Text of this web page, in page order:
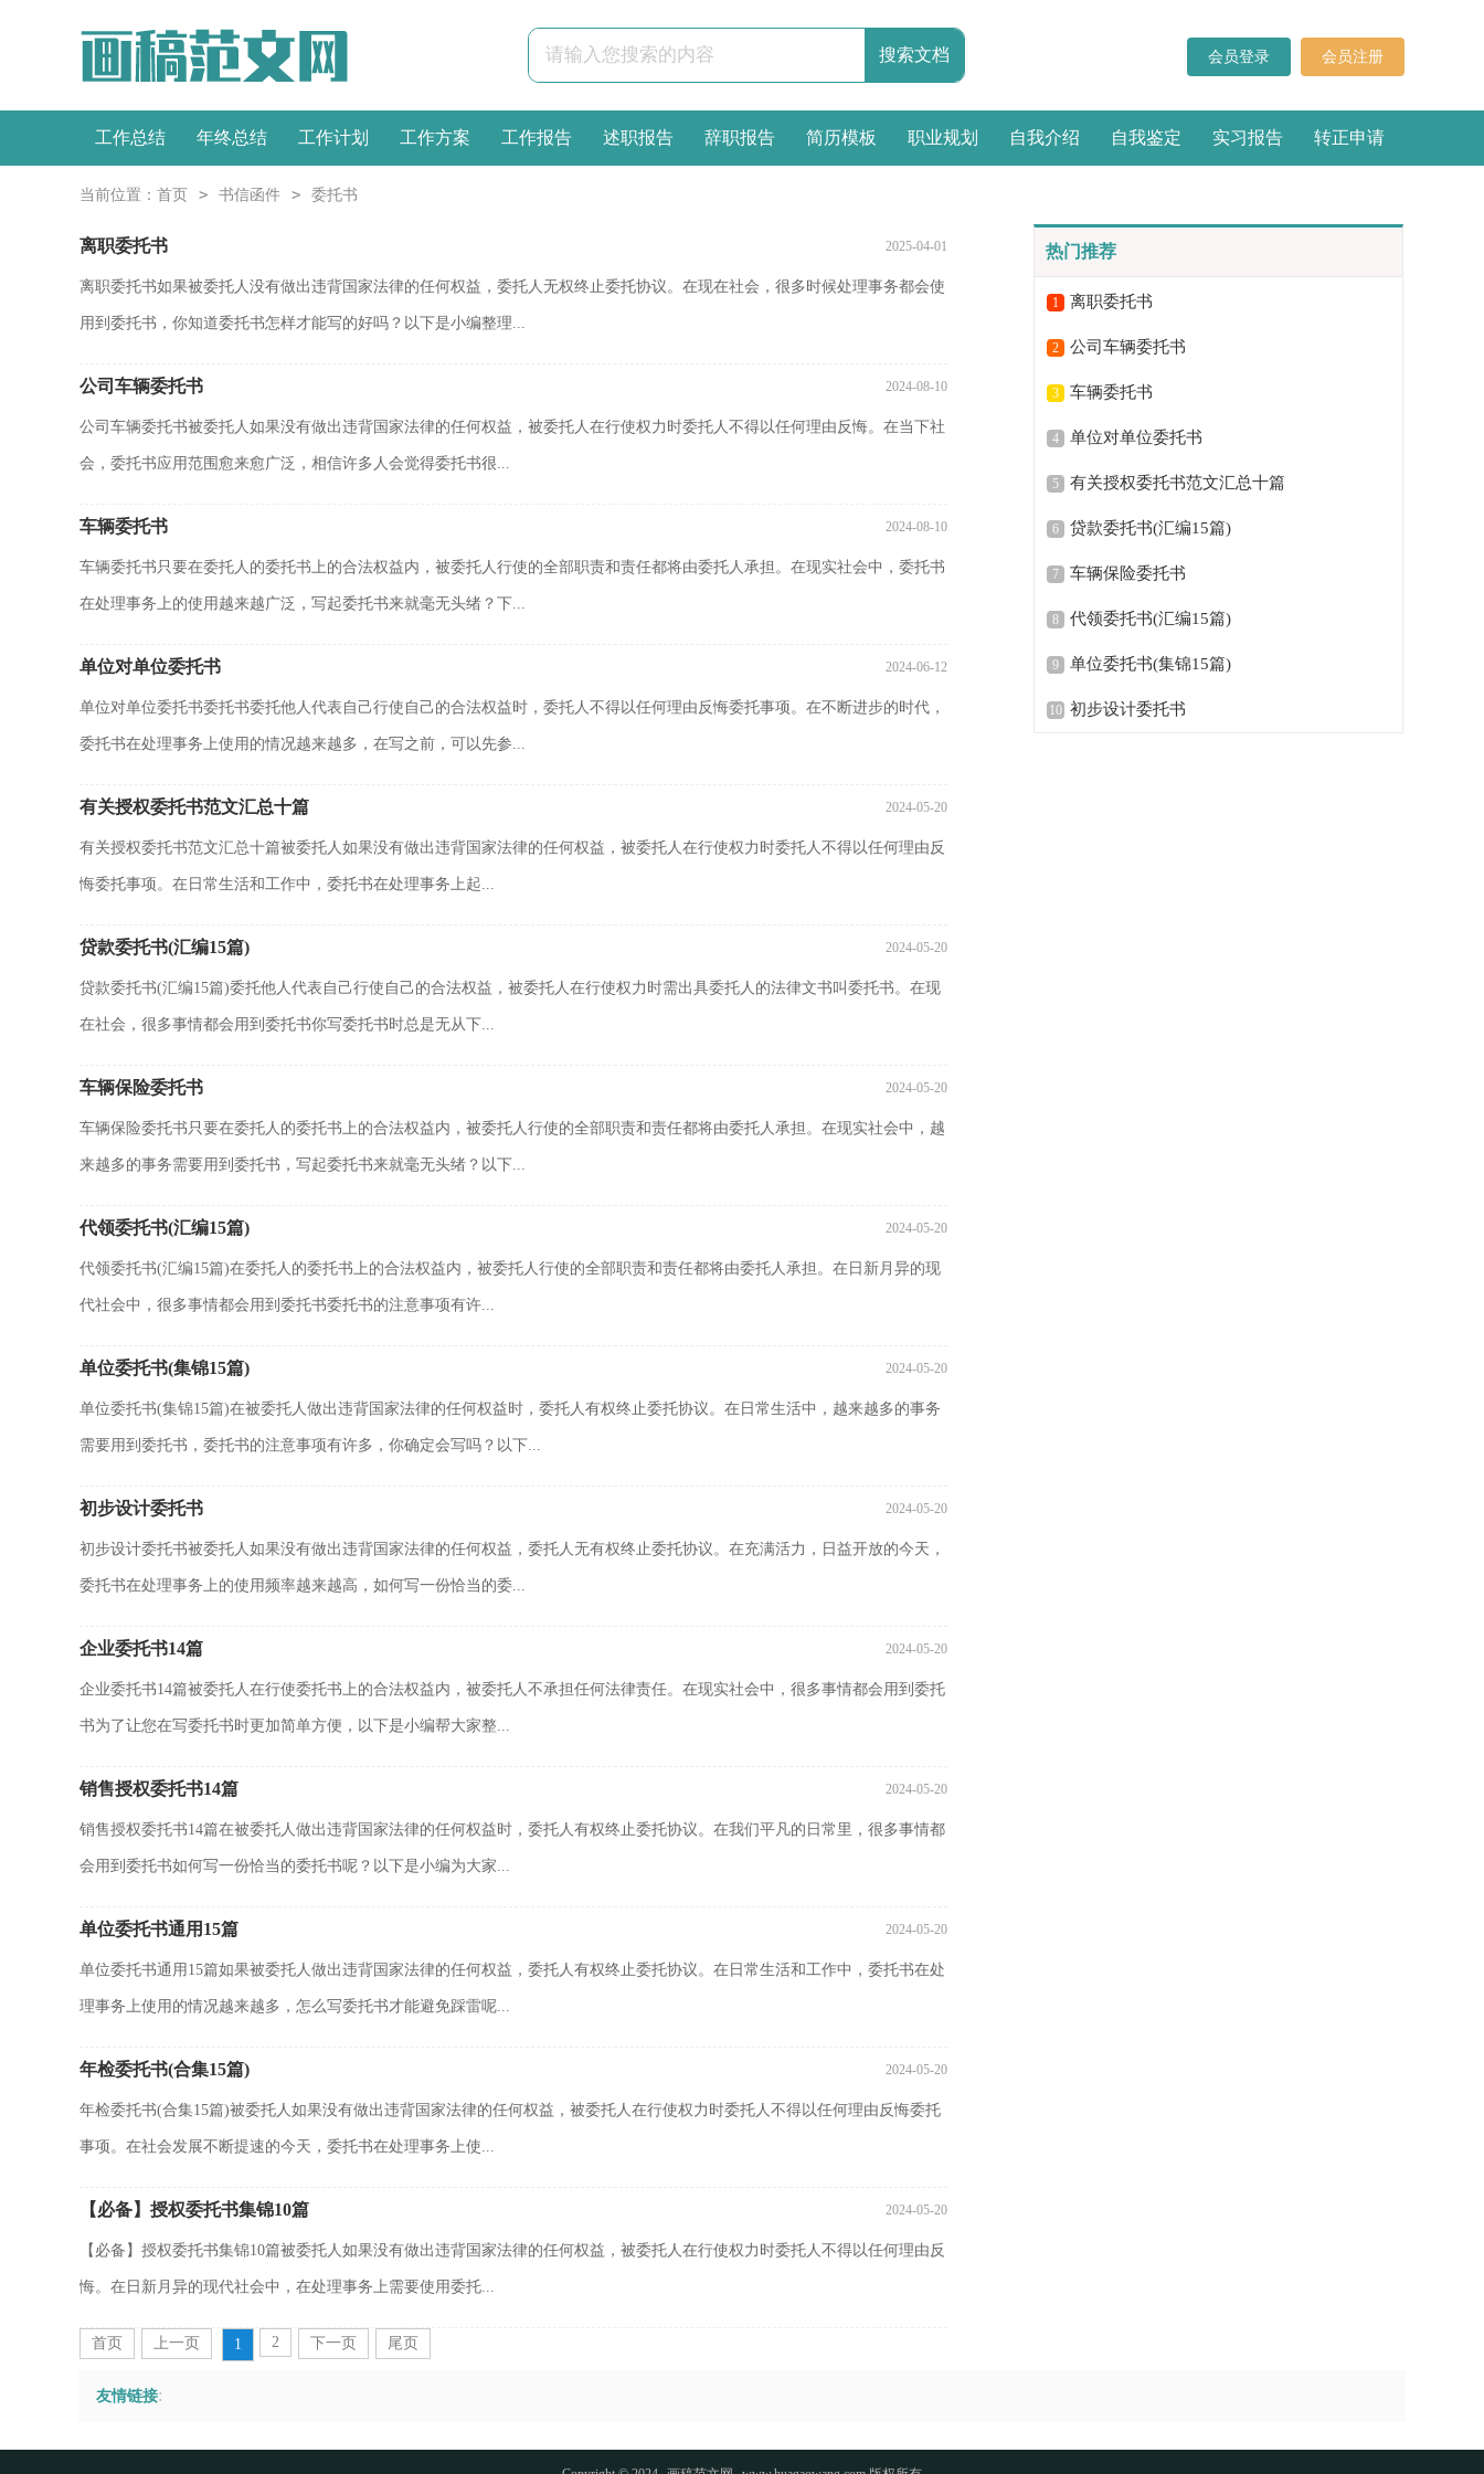
会员登录 会员注册
工作总结 年终总结 工作计划 工作方案 工作报告 述职报告 辞职报告 简历模板 职业规划 自我介绍 自我鉴定 实习报告 转正申请
当前位置： 首页 > 书信函件 > 委托书
离职委托书 2025-04-01
离职委托书如果被委托人没有做出违背国家法律的任何权益，委托人无权终止委托协议。在现在社会，很多时候处理事务都会使
用到委托书，你知道委托书怎样才能写的好吗？以下是小编整理...
公司车辆委托书 2024-08-10
公司车辆委托书被委托人如果没有做出违背国家法律的任何权益，被委托人在行使权力时委托人不得以任何理由反悔。在当下社
会，委托书应用范围愈来愈广泛，相信许多人会觉得委托书很...
车辆委托书 2024-08-10
车辆委托书只要在委托人的委托书上的合法权益内，被委托人行使的全部职责和责任都将由委托人承担。在现实社会中，委托书
在处理事务上的使用越来越广泛，写起委托书来就毫无头绪？下...
单位对单位委托书 2024-06-12
单位对单位委托书委托书委托他人代表自己行使自己的合法权益时，委托人不得以任何理由反悔委托事项。在不断进步的时代，
委托书在处理事务上使用的情况越来越多，在写之前，可以先参...
有关授权委托书范文汇总十篇 2024-05-20
有关授权委托书范文汇总十篇被委托人如果没有做出违背国家法律的任何权益，被委托人在行使权力时委托人不得以任何理由反
悔委托事项。在日常生活和工作中，委托书在处理事务上起...
贷款委托书(汇编15篇) 2024-05-20
贷款委托书(汇编15篇)委托他人代表自己行使自己的合法权益，被委托人在行使权力时需出具委托人的法律文书叫委托书。在现
在社会，很多事情都会用到委托书你写委托书时总是无从下...
车辆保险委托书 2024-05-20
车辆保险委托书只要在委托人的委托书上的合法权益内，被委托人行使的全部职责和责任都将由委托人承担。在现实社会中，越
来越多的事务需要用到委托书，写起委托书来就毫无头绪？以下...
代领委托书(汇编15篇) 2024-05-20
代领委托书(汇编15篇)在委托人的委托书上的合法权益内，被委托人行使的全部职责和责任都将由委托人承担。在日新月异的现
代社会中，很多事情都会用到委托书委托书的注意事项有许...
单位委托书(集锦15篇) 2024-05-20
单位委托书(集锦15篇)在被委托人做出违背国家法律的任何权益时，委托人有权终止委托协议。在日常生活中，越来越多的事务
需要用到委托书，委托书的注意事项有许多，你确定会写吗？以下...
初步设计委托书 2024-05-20
初步设计委托书被委托人如果没有做出违背国家法律的任何权益，委托人无有权终止委托协议。在充满活力，日益开放的今天，
委托书在处理事务上的使用频率越来越高，如何写一份恰当的委...
企业委托书14篇 2024-05-20
企业委托书14篇被委托人在行使委托书上的合法权益内，被委托人不承担任何法律责任。在现实社会中，很多事情都会用到委托
书为了让您在写委托书时更加简单方便，以下是小编帮大家整...
销售授权委托书14篇 2024-05-20
销售授权委托书14篇在被委托人做出违背国家法律的任何权益时，委托人有权终止委托协议。在我们平凡的日常里，很多事情都
会用到委托书如何写一份恰当的委托书呢？以下是小编为大家...
单位委托书通用15篇 2024-05-20
单位委托书通用15篇如果被委托人做出违背国家法律的任何权益，委托人有权终止委托协议。在日常生活和工作中，委托书在处
理事务上使用的情况越来越多，怎么写委托书才能避免踩雷呢...
年检委托书(合集15篇) 2024-05-20
年检委托书(合集15篇)被委托人如果没有做出违背国家法律的任何权益，被委托人在行使权力时委托人不得以任何理由反悔委托
事项。在社会发展不断提速的今天，委托书在处理事务上使...
【必备】授权委托书集锦10篇 2024-05-20
【必备】授权委托书集锦10篇被委托人如果没有做出违背国家法律的任何权益，被委托人在行使权力时委托人不得以任何理由反
悔。在日新月异的现代社会中，在处理事务上需要使用委托...
首页 上一页 1 2 下一页 尾页
热门推荐
1 离职委托书
2 公司车辆委托书
3 车辆委托书
4 单位对单位委托书
5 有关授权委托书范文汇总十篇
6 贷款委托书(汇编15篇)
7 车辆保险委托书
8 代领委托书(汇编15篇)
9 单位委托书(集锦15篇)
10 初步设计委托书
友情链接: